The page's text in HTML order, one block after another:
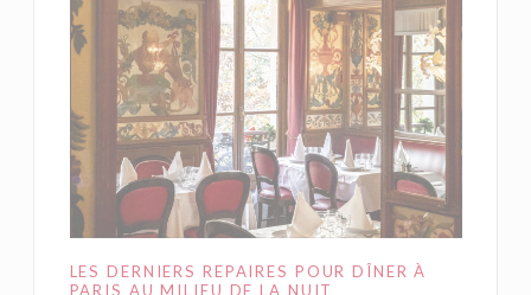
LES DERNIERS REPAIRES POUR DÎNER À
PARIS AU MILIEU DE LA NUIT